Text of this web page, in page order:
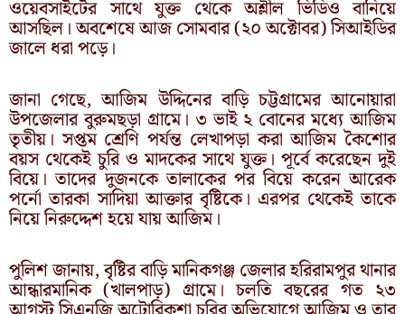
ওয়েবসাইটের সাথে যুক্ত থেকে অশ্লীল ভিডিও বানিয়ে
আসছিল। অবশেষে আজ সোমবার (২০ অক্টোবর) সিআইডির
জালে ধরা পড়ে।
জানা গেছে, আজিম উদ্দিনের বাড়ি চট্টগ্রামের আনোয়ারা
উপজেলার বুরুমছড়া গ্রামে। ৩ ভাই ২ বোনের মধ্যে আজিম
তৃতীয়। সপ্তম শ্রেণি পর্যন্ত লেখাপড়া করা আজিম কৈশোর
বয়স থেকেই চুরি ও মাদকের সাথে যুক্ত। পূর্বে করেছেন দুই
বিয়ে। তাদের দুজনকে তালাকের পর বিয়ে করেন আরেক
পর্নো তারকা সাদিয়া আক্তার বৃষ্টিকে। এরপর থেকেই তাকে
নিয়ে নিরুদ্দেশ হয়ে যায় আজিম।
পুলিশ জানায়, বৃষ্টির বাড়ি মানিকগঞ্জ জেলার হরিরামপুর থানার
আন্ধারমানিক (খালপাড়) গ্রামে। চলতি বছরের গত ২৩